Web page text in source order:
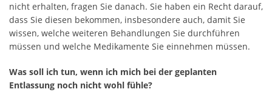
nicht erhalten, fragen Sie danach. Sie haben ein Recht darauf,
dass Sie diesen bekommen, insbesondere auch, damit Sie
wissen, welche weiteren Behandlungen Sie durchführen
müssen und welche Medikamente Sie einnehmen müssen.
Was soll ich tun, wenn ich mich bei der geplanten
Entlassung noch nicht wohl fühle?